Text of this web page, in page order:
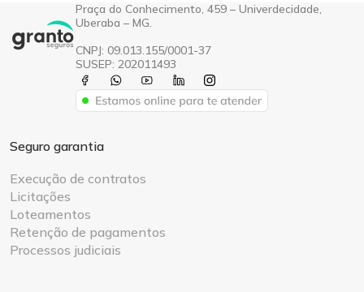
Praça do Conhecimento, 459 – Univerdecidade,
Uberaba – MG.
CNPJ: 09.013.155/0001-37
SUSEP: 202011493
Seguro garantia
Execução de contratos
Licitações
Loteamentos
Retenção de pagamentos
Processos judiciais